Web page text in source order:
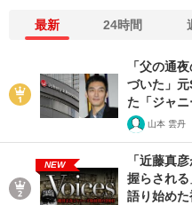
最新 24時間
「父の通
づいた」
た「ジャ
山本 雲丹
NEW
「近藤真
握らされる
語り始めた